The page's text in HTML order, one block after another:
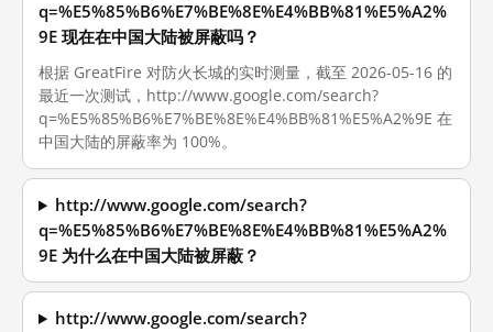
q=%E5%85%B6%E7%BE%8E%E4%BB%81%E5%A2%
9E 现在在中国大陆被屏蔽吗？
根据 GreatFire 对防火长城的实时测量，截至 2026-05-16 的
最近一次测试，http://www.google.com/search?
q=%E5%85%B6%E7%BE%8E%E4%BB%81%E5%A2%9E 在
中国大陆的屏蔽率为 100%。
http://www.google.com/search?
q=%E5%85%B6%E7%BE%8E%E4%BB%81%E5%A2%
9E 为什么在中国大陆被屏蔽？
http://www.google.com/search?